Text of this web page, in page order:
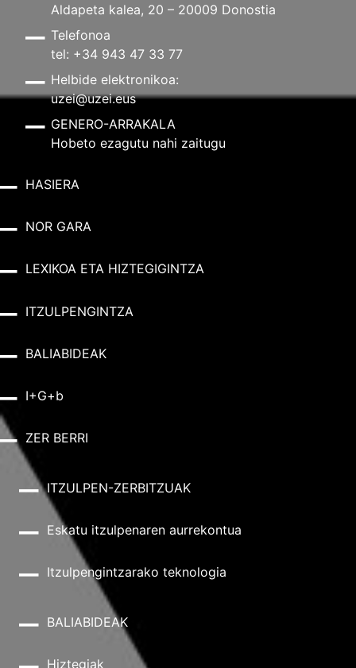
Aldapeta kalea, 20 – 20009 Donostia
Telefonoa
tel: +34 943 47 33 77
Helbide elektronikoa:
uzei@uzei.eus
GENERO-ARRAKALA
Hobeto ezagutu nahi zaitugu
HASIERA
NOR GARA
LEXIKOA ETA HIZTEGIGINTZA
ITZULPENGINTZA
BALIABIDEAK
I+G+b
ZER BERRI
ITZULPEN-ZERBITZUAK
Eskatu itzulpenaren aurrekontua
Itzulpengintzarako teknologia
BALIABIDEAK
Hiztegiak